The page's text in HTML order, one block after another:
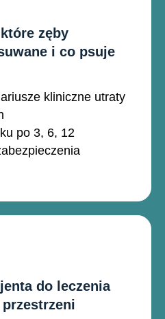
zęby
i co psuje
kliniczne utraty
po 3, 6, 12
do leczenia